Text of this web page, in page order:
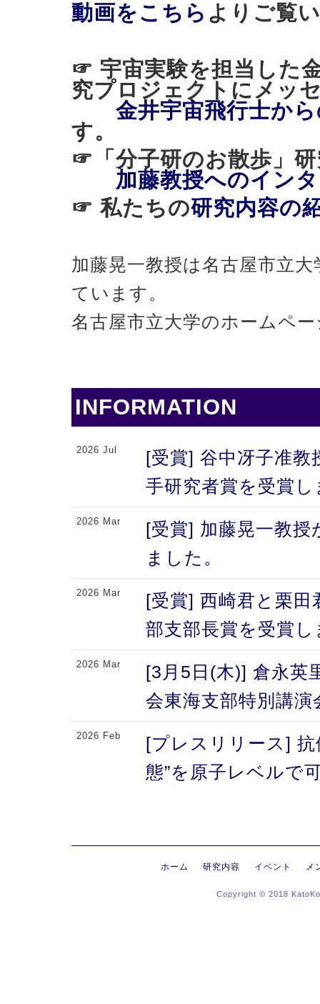
動画をこちら よりご覧
☞ 宇宙実験を担当した
究プロジェクトにメッ
金井宇宙飛行士か
す。
☞「分子研のお散歩
加藤教授へのイン
☞ 私たちの研究内容の
加藤晃一教授は名古屋市立
ています。
名古屋市立大学のホームペ
INFORMATION
2026 Jul
[受賞] 谷中冴子准教
手研究者賞を受賞
2026 Mar
[受賞] 加藤晃一教授
ました。
2026 Mar
[受賞] 西崎君と栗田
部支部長賞を受賞
2026 Mar
[3月5日(木)] 倉永英
会東海支部特別講
2026 Feb
[プレスリリース]
態”を原子レベルで
[プレスリリース]
にする抗体のFc領
る高次構造評価の
ホーム 研究内容 イベント メ
Copyright © 2018